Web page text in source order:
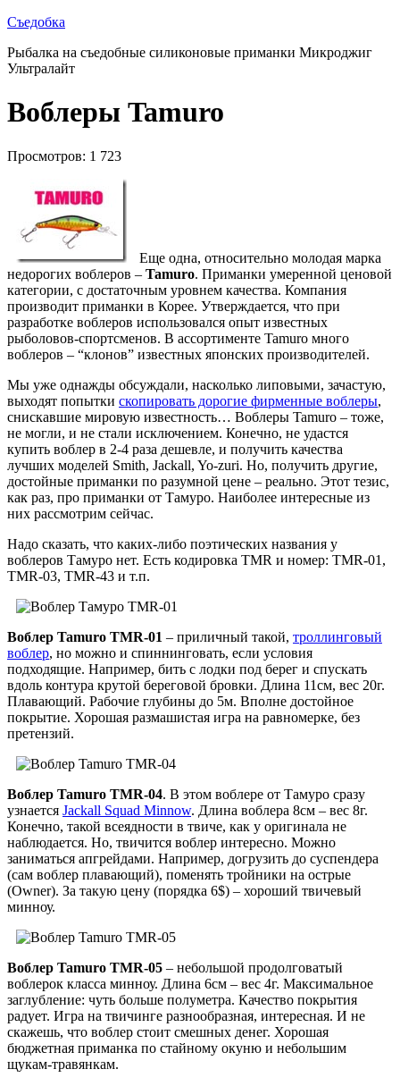
Съедобка
Рыбалка на съедобные силиконовые приманки Микроджиг
Ультралайт
Воблеры Tamuro
Просмотров: 1 723
Еще одна, относительно молодая марка
недорогих воблеров – Tamuro. Приманки умеренной ценовой
категории, с достаточным уровнем качества. Компания
производит приманки в Корее. Утверждается, что при
разработке воблеров использовался опыт известных
рыболовов-спортсменов. В ассортименте Tamuro много
воблеров – “клонов” известных японских производителей.
Мы уже однажды обсуждали, насколько липовыми, зачастую,
выходят попытки скопировать дорогие фирменные воблеры,
снискавшие мировую известность… Воблеры Tamuro – тоже,
не могли, и не стали исключением. Конечно, не удастся
купить воблер в 2-4 раза дешевле, и получить качества
лучших моделей Smith, Jackall, Yo-zuri. Но, получить другие,
достойные приманки по разумной цене – реально. Этот тезис,
как раз, про приманки от Тамуро. Наиболее интересные из
них рассмотрим сейчас.
Надо сказать, что каких-либо поэтических названия у
воблеров Тамуро нет. Есть кодировка TMR и номер: TMR-01,
TMR-03, TMR-43 и т.п.
Воблер Tamuro TMR-01 – приличный такой, троллинговый
воблер, но можно и спиннинговать, если условия
подходящие. Например, бить с лодки под берег и спускать
вдоль контура крутой береговой бровки. Длина 11см, вес 20г.
Плавающий. Рабочие глубины до 5м. Вполне достойное
покрытие. Хорошая размашистая игра на равномерке, без
претензий.
Воблер Tamuro TMR-04. В этом воблере от Тамуро сразу
узнается Jackall Squad Minnow. Длина воблера 8см – вес 8г.
Конечно, такой всеядности в твиче, как у оригинала не
наблюдается. Но, твичится воблер интересно. Можно
заниматься апгрейдами. Например, догрузить до суспендера
(сам воблер плавающий), поменять тройники на острые
(Owner). За такую цену (порядка 6$) – хороший твичевый
минноу.
Воблер Tamuro TMR-05 – небольшой продолговатый
воблерок класса минноу. Длина 6см – вес 4г. Максимальное
заглубление: чуть больше полуметра. Качество покрытия
радует. Игра на твичинге разнообразная, интересная. И не
скажешь, что воблер стоит смешных денег. Хорошая
бюджетная приманка по стайному окуню и небольшим
щукам-травянкам.